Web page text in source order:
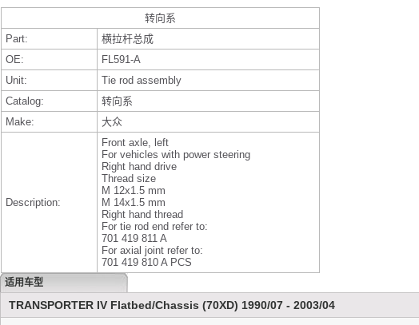
转向系
Part:
横拉杆总成
OE:
FL591-A
Unit:
Tie rod assembly
Catalog:
转向系
Make:
大众
Description:
Front axle, left
For vehicles with power steering
Right hand drive
Thread size
M 12x1.5 mm
M 14x1.5 mm
Right hand thread
For tie rod end refer to:
701 419 811 A
For axial joint refer to:
701 419 810 A PCS
适用车型
TRANSPORTER IV Flatbed/Chassis (70XD) 1990/07 - 2003/04